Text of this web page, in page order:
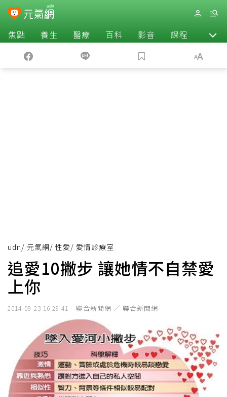
焦點 養生 醫療 百科 影音 課程 退休
udn/ 元氣網/ 性愛/ 愛情診療室
追愛10撇步 讓她情不自禁愛
上你
2014-09-23 16:29:41 聯合新聞網 ／ 聯合新聞網